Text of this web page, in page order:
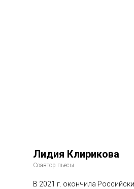
Лидия Клирикова
Соавтор пьесы
В 2021 г. окончила